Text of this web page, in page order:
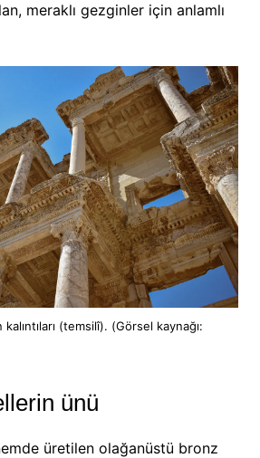
meraklı gezginler için anlamlı
(temsilî). (Görsel kaynağı:
ünü
üretilen olağanüstü bronz